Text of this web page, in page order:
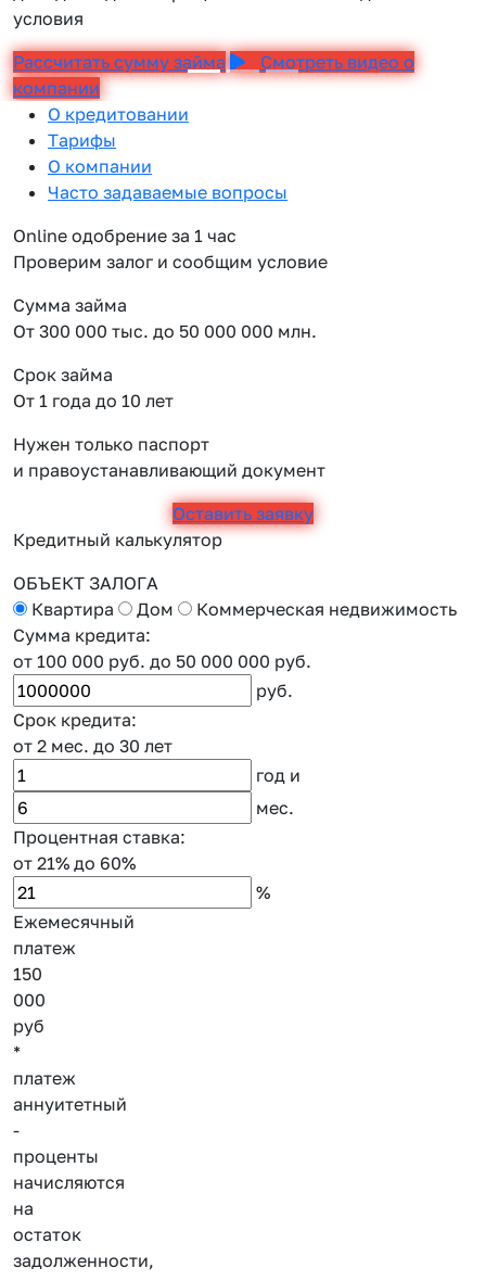
условия
Рассчитать сумму займа
Смотреть видео о
компании
О кредитовании
Тарифы
О компании
Часто задаваемые вопросы
Online одобрение за 1 час
Проверим залог и сообщим условие
Сумма займа
От 300 000 тыс. до 50 000 000 млн.
Срок займа
От 1 года до 10 лет
Нужен только паспорт
и правоустанавливающий документ
Оставить заявку
Кредитный калькулятор
ОБЪЕКТ ЗАЛОГА
Квартира
Дом
Коммерческая недвижимость
Сумма кредита:
от 100 000 руб. до 50 000 000 руб.
руб.
Срок кредита:
от 2 мес. до 30 лет
год и
мес.
Процентная ставка:
от 21% до 60%
%
Ежемесячный
платеж
150
000
руб
*
платеж
аннуитетный
-
проценты
начисляются
на
остаток
задолженности,